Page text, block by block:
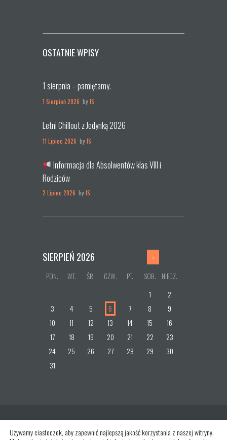
OSTATNIE WPISY
1 sierpnia – pamiętamy.
1 Sierpień 2026 byIS
Letni Chillout z Jedynką 2026
11 Lipiec 2026 byIS
Informacja dla Absolwentów klas VIII i
Rodziców
2 Lipiec 2026 byIS
SIERPIEŃ 2026
PON. WT. ŚR. CZW. PT. SOB. NIEDZ.
1
2
3
4 5 6 7 8
9
10
11 12 13 14 15
16
17
18 19 20 21 22
23
24
25 26 27 28 29
30
31
Używamy ciasteczek, aby zapewnić najlepszą jakość korzystania z naszej witryny.